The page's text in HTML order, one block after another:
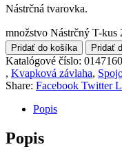
Nástrčná tvarovka.
množstvo Nástrčný T-kus
Pridať do košíka Pridať
Katalógové číslo:
, Kvapková závlaha,
Share: Facebook Twitter
Popis
Popis